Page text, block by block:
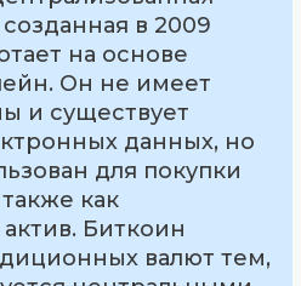
в 2009
на основе
Он не имеет
и существует
данных, но
для покупки
как
Биткоин
валют тем,